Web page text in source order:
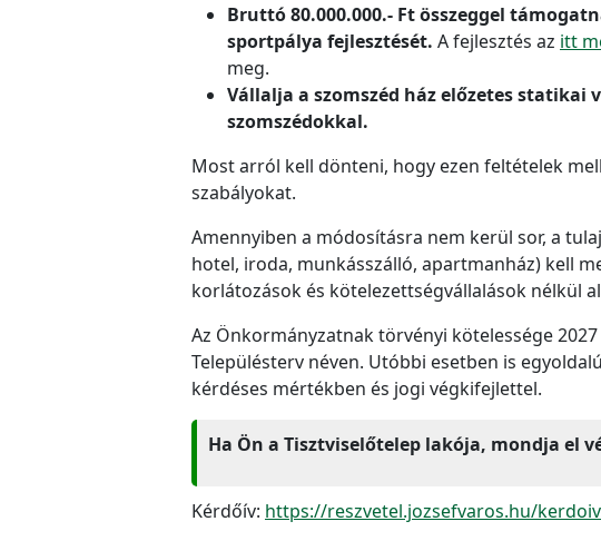
Bruttó 80.000.000.- Ft összeggel
sportpálya fejlesztését. A fejlesztés az itt
meg.
Vállalja a szomszéd ház előzetes
szomszédokkal.
Most arról kell dönteni, hogy ezen feltételek
szabályokat.
Amennyiben a módosításra nem kerül sor, a
hotel, iroda, munkásszálló, apartmanház) kell
korlátozások és kötelezettségvállalások nélkül
Az Önkormányzatnak törvényi kötelessége
Településterv néven. Utóbbi esetben is
kérdéses mértékben és jogi végkifejlettel.
Ha Ön a Tisztviselőtelep lakója, mondja el
Kérdőív: https://reszvetel.jozsefvaros.hu/